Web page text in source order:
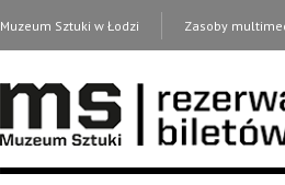
Muzeum Sztuki w Łodzi Zasoby